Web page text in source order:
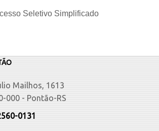
Seletivo Simplificado
Mailhos, 1613
000 - Pontão-RS
0131